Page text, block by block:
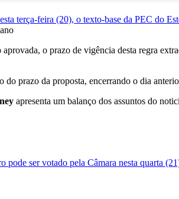
terça-feira (20), o texto-base da PEC do
o prazo de vigência desta regra
prazo da proposta, encerrando o dia
apresenta um balanço dos assuntos do
pode ser votado pela Câmara nesta quarta